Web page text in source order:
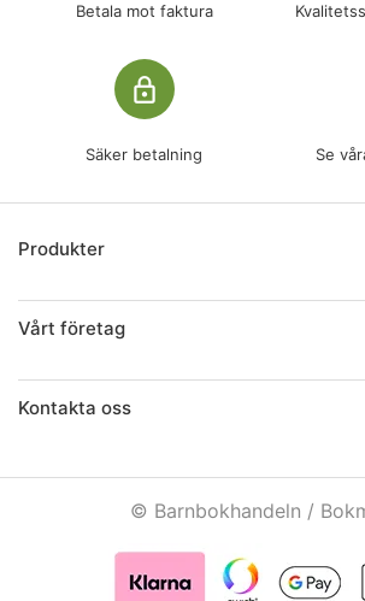
Betala mot faktura
lock_outline
Säker betalning Se
Produkter
Vårt företag
Kontakta oss
© Barnbokhandeln /